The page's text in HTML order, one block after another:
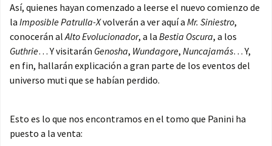
Así, quienes hayan comenzado a leerse el nuevo comienzo de
la Imposible Patrulla-Xvolverán a ver aquí a Mr. Siniestro,
conocerán alAlto Evolucionador, a la Bestia Oscura, a los
Guthrie… Y visitarán Genosha, Wundagore, Nuncajamás… Y,
en fin, hallarán explicación a gran parte de los eventos del
universo muti que se habían perdido.
Esto es lo que nos encontramos en el tomo que Panini ha
puesto a la venta: